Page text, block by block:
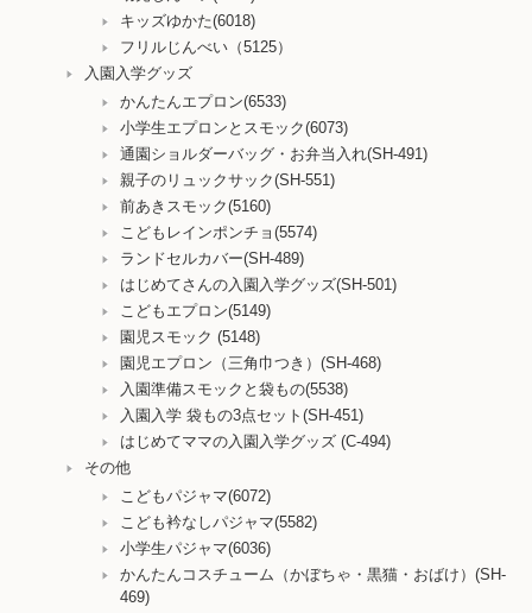
キッズゆかた(6018)
フリルじんべい（5125）
入園入学グッズ
かんたんエプロン(6533)
小学生エプロンとスモック(6073)
通園ショルダーバッグ・お弁当入れ(SH-491)
親子のリュックサック(SH-551)
前あきスモック(5160)
こどもレインポンチョ(5574)
ランドセルカバー(SH-489)
はじめてさんの入園入学グッズ(SH-501)
こどもエプロン(5149)
園児スモック (5148)
園児エプロン（三角巾つき）(SH-468)
入園準備スモックと袋もの(5538)
入園入学 袋もの3点セット(SH-451)
はじめてママの入園入学グッズ (C-494)
その他
こどもパジャマ(6072)
こども衿なしパジャマ(5582)
小学生パジャマ(6036)
かんたんコスチューム（かぼちゃ・黒猫・おばけ）(SH-
469)